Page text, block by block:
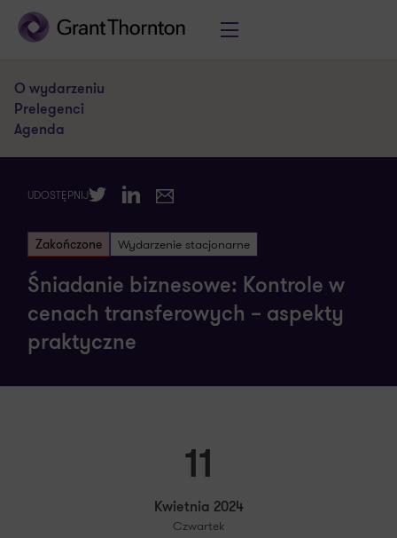
O wydarzeniu
Prelegenci
Agenda
UDOSTĘPNIJTwitterLinkedIn
E-mail
Wydarzenie stacjonarne
Zakończone
Śniadanie biznesowe: Kontrole w
cenach transferowych – aspekty
praktyczne
11
Kwietnia 2024
Czwartek